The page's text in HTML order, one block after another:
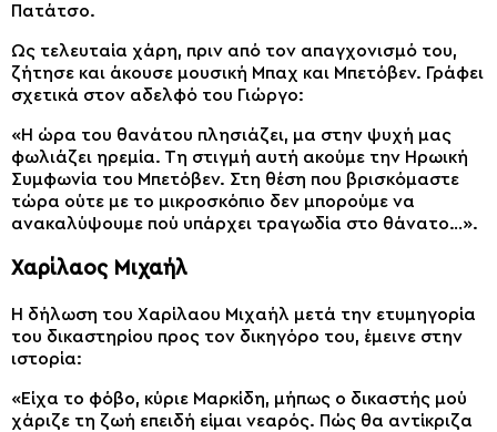
Πατάτσο.
Ως τελευταία χάρη, πριν από τον απαγχονισμό του,
ζήτησε και άκουσε μουσική Μπαχ και Μπετόβεν. Γράφει
σχετικά στον αδελφό του Γιώργο:
«Η ώρα του θανάτου πλησιάζει, μα στην ψυχή μας
φωλιάζει ηρεμία. Τη στιγμή αυτή ακούμε την Ηρωική
Συμφωνία του Μπετόβεν. Στη θέση που βρισκόμαστε
τώρα ούτε με το μικροσκόπιο δεν μπορούμε να
ανακαλύψουμε πού υπάρχει τραγωδία στο θάνατο…».
Χαρίλαος Μιχαήλ
Η δήλωση του Χαρίλαου Μιχαήλ μετά την ετυμηγορία
του δικαστηρίου προς τον δικηγόρο του, έμεινε στην
ιστορία:
«Είχα το φόβο, κύριε Μαρκίδη, μήπως ο δικαστής μού
χάριζε τη ζωή επειδή είμαι νεαρός. Πώς θα αντίκριζα